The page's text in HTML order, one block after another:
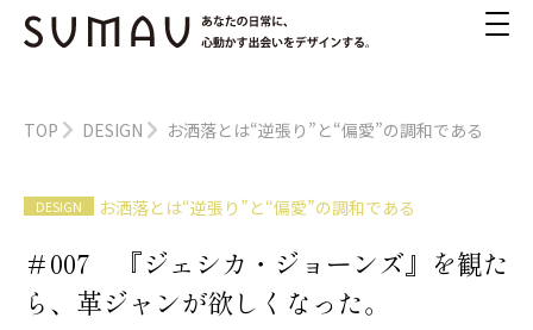
TOP DESIGN お洒落とは“逆張り”と“偏愛”の調和である
DESIGN お洒落とは“逆張り”と“偏愛”の調和である
＃007 『ジェシカ・ジョーンズ』を観た
ら、革ジャンが欲しくなった。